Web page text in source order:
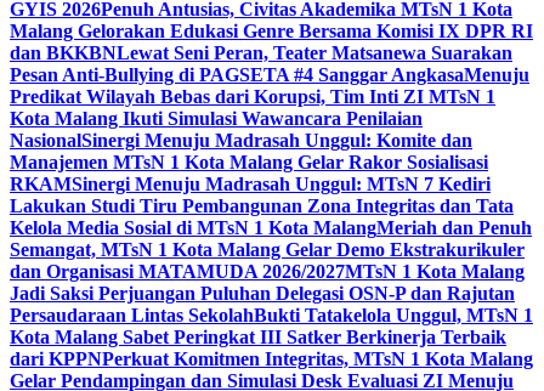
GYIS 2026Penuh Antusias, Civitas Akademika MTsN 1 Kota
Malang Gelorakan Edukasi Genre Bersama Komisi IX DPR RI
dan BKKBNLewat Seni Peran, Teater Matsanewa Suarakan
Pesan Anti-Bullying di PAGSETA #4 Sanggar AngkasaMenuju
Predikat Wilayah Bebas dari Korupsi, Tim Inti ZI MTsN 1
Kota Malang Ikuti Simulasi Wawancara Penilaian
NasionalSinergi Menuju Madrasah Unggul: Komite dan
Manajemen MTsN 1 Kota Malang Gelar Rakor Sosialisasi
RKAMSinergi Menuju Madrasah Unggul: MTsN 7 Kediri
Lakukan Studi Tiru Pembangunan Zona Integritas dan Tata
Kelola Media Sosial di MTsN 1 Kota MalangMeriah dan Penuh
Semangat, MTsN 1 Kota Malang Gelar Demo Ekstrakurikuler
dan Organisasi MATAMUDA 2026/2027MTsN 1 Kota Malang
Jadi Saksi Perjuangan Puluhan Delegasi OSN-P dan Rajutan
Persaudaraan Lintas SekolahBukti Tatakelola Unggul, MTsN 1
Kota Malang Sabet Peringkat III Satker Berkinerja Terbaik
dari KPPNPerkuat Komitmen Integritas, MTsN 1 Kota Malang
Gelar Pendampingan dan Simulasi Desk Evaluasi ZI Menuju